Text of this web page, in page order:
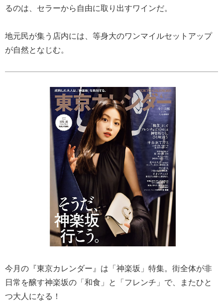
るのは、セラーから自由に取り出すワインだ。
地元民が集う店内には、等身大のワンマイルセットアップ
が自然となじむ。
今月の『東京カレンダー』は「神楽坂」特集。街全体が非
日常を醸す神楽坂の「和食」と「フレンチ」で、またひと
つ大人になる！